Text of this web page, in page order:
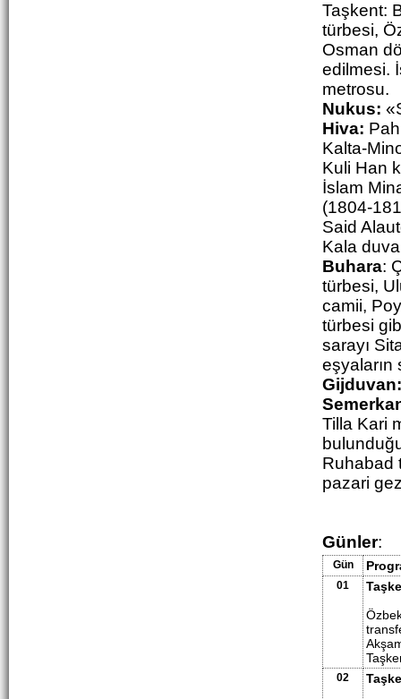
Taşkent:
türbesi,
Osman
edilmesi.
metrosu.
Nukus:
Hiva:
Kalta-
Kuli Han
İslam
(1804-
Said
Kala
Buhara:
türbesi,
camii,
türbesi
sarayı
eşyaların
Gijduvan:
Tilla Kari
Ruhabad
pazari
Günler:
Gün
01
02